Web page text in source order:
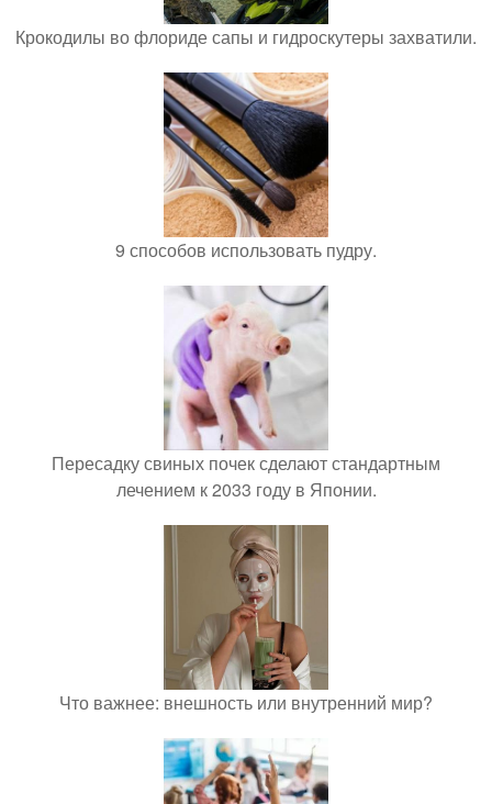
Крокодилы во флориде сапы и гидроскутеры захватили.
9 способов использовать пудру.
Пересадку свиных почек сделают стандартным
лечением к 2033 году в Японии.
Что важнее: внешность или внутренний мир?